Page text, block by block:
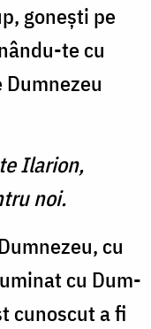
goneşti pe
te cu
Ilarion,
noi.
cu
cu Dum­
cu­noscut a fi